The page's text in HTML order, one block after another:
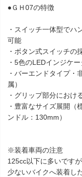
●ＧＨ07の特徴
・スイッチ一体型でハ
可能
・ボタン式スイッチの
・5色のLEDインジケ
・バーエンドタイプ・
属）
・グリップ部分におけ
・豊富なサイズ展開
ンドル：130mm）
※装着車両の注意
125cc以下に多いです
少ないバイクへ装着し